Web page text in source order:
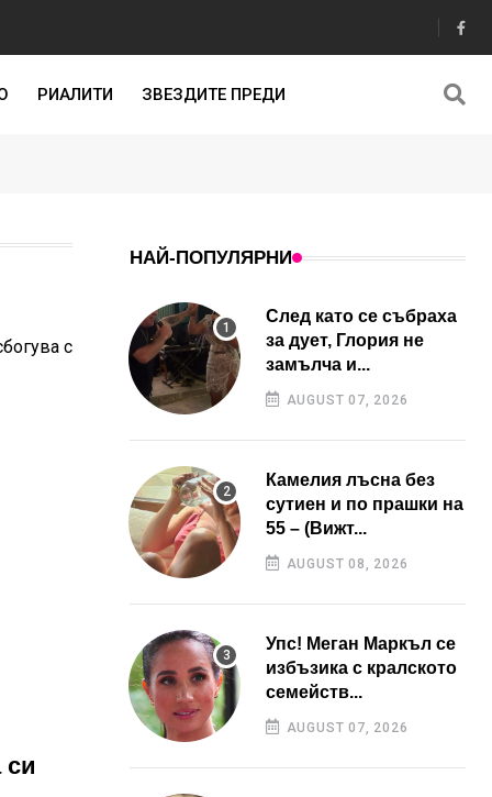
РИАЛИТИ ЗВЕЗДИТЕ ПРЕДИ
с
си
НАЙ-ПОПУЛЯРНИ
След като се събраха
за дует, Глория не
замълча и...
AUGUST 07, 2026
Камелия лъсна без
сутиен и по прашки на
55 – (Вижт...
AUGUST 08, 2026
Упс! Меган Маркъл се
избъзика с кралското
семейств...
AUGUST 07, 2026